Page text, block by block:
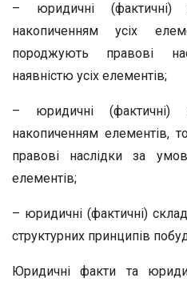
– юридичні
накопиченням усіх
породжують правові
наявністю усіх елементів;
– юридичні (фактичні)
накопиченням елементів,
правові наслідки за
елементів;
– юридичні (фактичні)
структурних принципів
Юридичні факти та